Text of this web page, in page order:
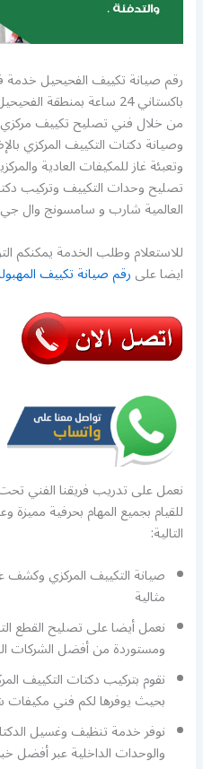
رقم صيانة تكييف الفحيحيل
باكستاني 24 ساعة
من خلال فني تصليح تكييف مركزي
وصيانة دكتات التكييف المركزي
وتعبئة غاز للمكيفات العادية
تصليح وحدات التكييف وتركيب
العالمية شارب و سامسونج وال جي
للاستعلام وطلب الخدمة يمكنكم
ايضا علىرقم صيانة تكييف
نعمل على تدريب فريقنا الفني
للقيام بجميع المهام بحرفية
التالية:
صيانة التكييف المركزي وكشف
مثالية
نعمل أيضا على تصليح القطع
ومستوردة من أفضل الشركات
نقوم بتركيب دكتات التكييف
بحيث يوفرها لكم فني
نوفر خدمة تنظيف وغسيل
والوحدات الداخلية عبر أفضل